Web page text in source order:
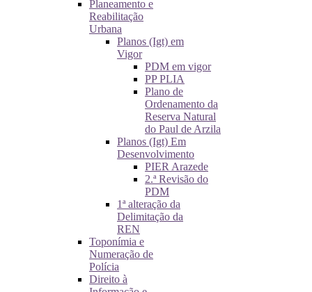
Planeamento e
Reabilitação
Urbana
Planos (Igt) em
Vigor
PDM em vigor
PP PLIA
Plano de
Ordenamento da
Reserva Natural
do Paul de Arzila
Planos (Igt) Em
Desenvolvimento
PIER Arazede
2.ª Revisão do
PDM
1ª alteração da
Delimitação da
REN
Toponímia e
Numeração de
Polícia
Direito à